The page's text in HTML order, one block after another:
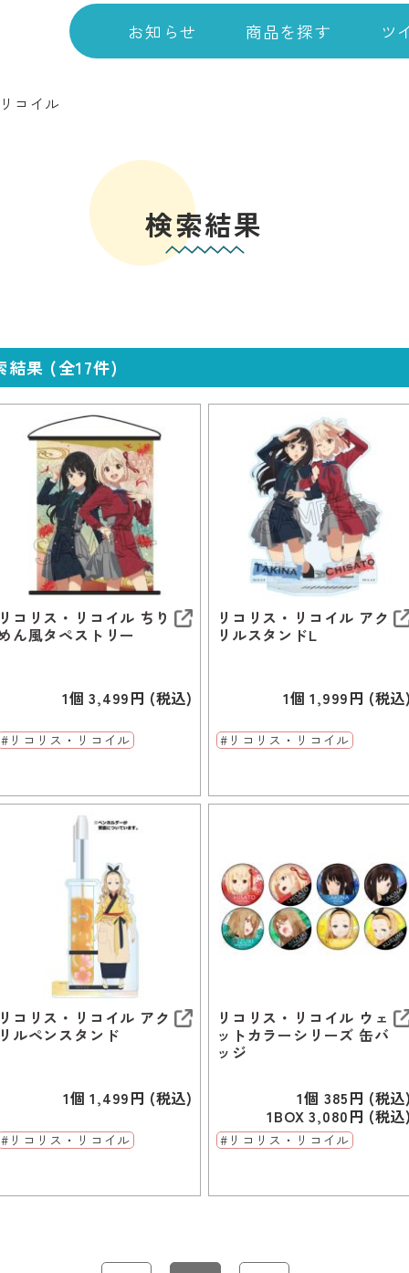
お知らせ 商品を探す ツ
コイル
検索結果
結果 (全17件)
コリス・リコイル ちり
ん風タペストリー
1個 3,499円 (税込)
#リコリス・リコイル
リコリス・リコイル アク
リルスタンドL
1個 1,999円 (税
#リコリス・リコイル
コリス・リコイル アク
ルペンスタンド
1個 1,499円 (税込)
#リコリス・リコイル
リコリス・リコイル ウェ
ットカラーシリーズ 缶バ
ッジ
1個 385円 (税
1BOX 3,080円 (税
#リコリス・リコイル